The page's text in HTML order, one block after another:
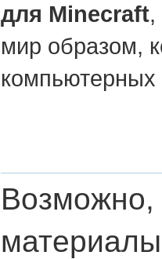
для Minecraft,
мир образом,
компьютерных
Возможно,
материалы